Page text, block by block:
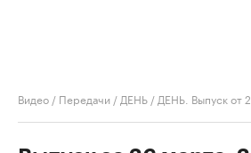
Видео / Передачи / ДЕНЬ / ДЕНЬ. Выпуск от